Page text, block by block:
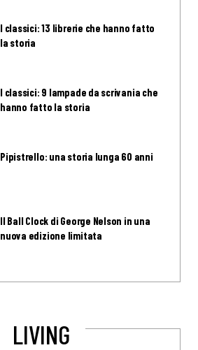
I classici: 13 librerie che hanno fatto
la storia
I classici: 9 lampade da scrivania che
hanno fatto la storia
Pipistrello: una storia lunga 60 anni
Il Ball Clock di George Nelson in una
nuova edizione limitata
LIVING